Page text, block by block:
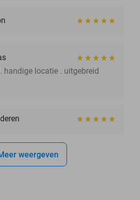
handige locatie . uitgebreid
weergeven